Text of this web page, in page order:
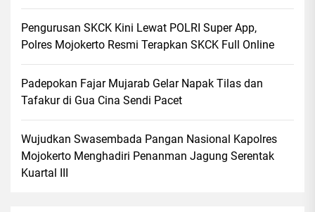
Pengurusan SKCK Kini Lewat POLRI Super App,
Polres Mojokerto Resmi Terapkan SKCK Full Online
Padepokan Fajar Mujarab Gelar Napak Tilas dan
Tafakur di Gua Cina Sendi Pacet
Wujudkan Swasembada Pangan Nasional Kapolres
Mojokerto Menghadiri Penanman Jagung Serentak
Kuartal III